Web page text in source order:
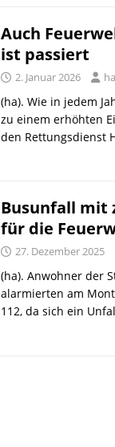
Auch
ist passiert
2. Januar 2026
(ha). Wie in jedem
zu einem erhöhten
den Rettungsdienst
Busunfall mit
für die
27. Dezember 2025
(ha). Anwohner der
alarmierten am
112, da sich ein